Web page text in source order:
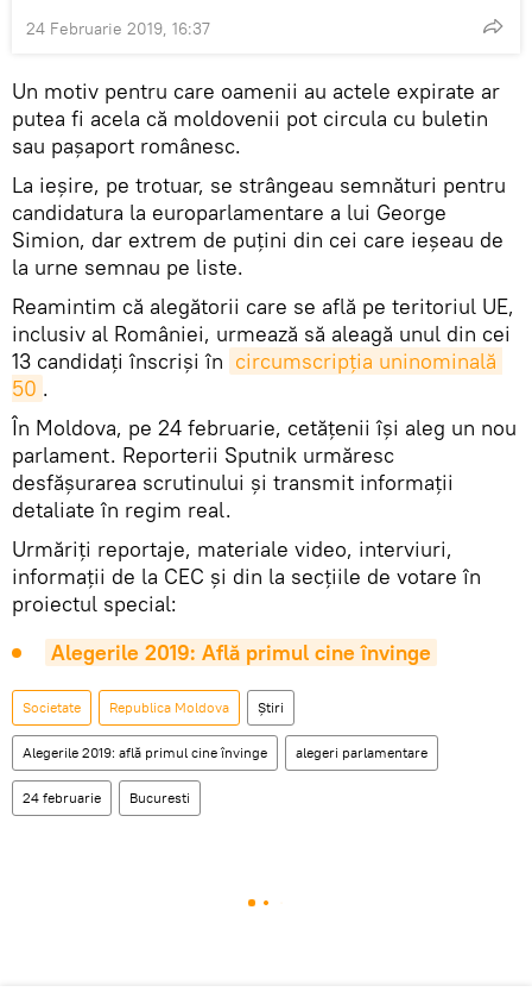
24 Februarie 2019, 16:37
Un motiv pentru care oamenii au actele expirate ar
putea fi acela că moldovenii pot circula cu buletin
sau pașaport românesc.
La ieșire, pe trotuar, se strângeau semnături pentru
candidatura la europarlamentare a lui George
Simion, dar extrem de puțini din cei care ieșeau de
la urne semnau pe liste.
Reamintim că alegătorii care se află pe teritoriul UE,
inclusiv al României, urmează să aleagă unul din cei
13 candidați înscriși în circumscripția uninominală
50 .
În Moldova, pe 24 februarie, cetățenii își aleg un nou
parlament. Reporterii Sputnik urmăresc
desfășurarea scrutinului și transmit informații
detaliate în regim real.
Urmăriți reportaje, materiale video, interviuri,
informații de la CEC și din la secțiile de votare în
proiectul special:
Alegerile 2019: Află primul cine învinge
Societate Republica Moldova Știri
Alegerile 2019: află primul cine învinge alegeri parlamentare
24 februarie Bucuresti